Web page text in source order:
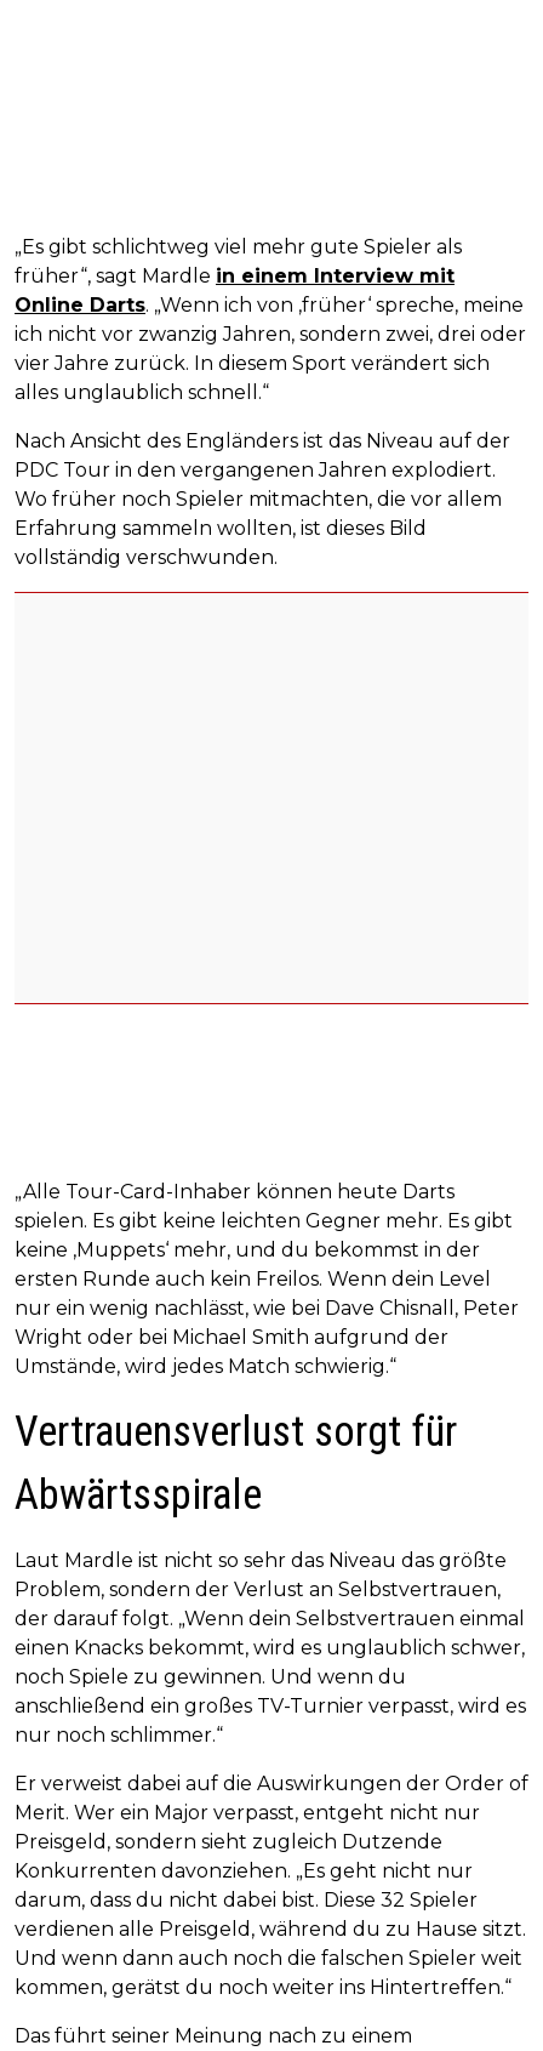
„Es gibt schlichtweg viel mehr gute Spieler als
früher“, sagt Mardle in einem Interview mit
Online Darts. „Wenn ich von ‚früher‘ spreche, meine
ich nicht vor zwanzig Jahren, sondern zwei, drei oder
vier Jahre zurück. In diesem Sport verändert sich
alles unglaublich schnell.“
Nach Ansicht des Engländers ist das Niveau auf der
PDC Tour in den vergangenen Jahren explodiert.
Wo früher noch Spieler mitmachten, die vor allem
Erfahrung sammeln wollten, ist dieses Bild
vollständig verschwunden.
„Alle Tour-Card-Inhaber können heute Darts
spielen. Es gibt keine leichten Gegner mehr. Es gibt
keine ‚Muppets‘ mehr, und du bekommst in der
ersten Runde auch kein Freilos. Wenn dein Level
nur ein wenig nachlässt, wie bei Dave Chisnall, Peter
Wright oder bei Michael Smith aufgrund der
Umstände, wird jedes Match schwierig.“
Vertrauensverlust sorgt für
Abwärtsspirale
Laut Mardle ist nicht so sehr das Niveau das größte
Problem, sondern der Verlust an Selbstvertrauen,
der darauf folgt. „Wenn dein Selbstvertrauen einmal
einen Knacks bekommt, wird es unglaublich schwer,
noch Spiele zu gewinnen. Und wenn du
anschließend ein großes TV-Turnier verpasst, wird es
nur noch schlimmer.“
Er verweist dabei auf die Auswirkungen der Order of
Merit. Wer ein Major verpasst, entgeht nicht nur
Preisgeld, sondern sieht zugleich Dutzende
Konkurrenten davonziehen. „Es geht nicht nur
darum, dass du nicht dabei bist. Diese 32 Spieler
verdienen alle Preisgeld, während du zu Hause sitzt.
Und wenn dann auch noch die falschen Spieler weit
kommen, gerätst du noch weiter ins Hintertreffen.“
Das führt seiner Meinung nach zu einem